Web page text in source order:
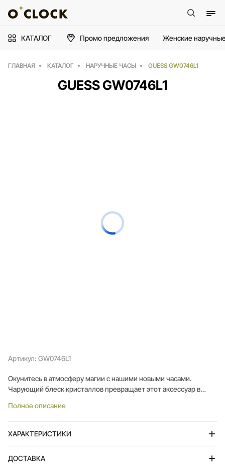
КАТАЛОГ Промо предложения Женские
ГЛАВНАЯ КАТАЛОГ НАРУЧНЫЕ ЧАСЫ GUESS GW0746L1
GUESS GW0746L1
Артикул: GW0746L1
Окунитесь в атмосферу магии с нашими новыми часами.
Чарующий блеск кристаллов превращает этот аксессуар в
приковывает взгляды.
благородно переливается на свету. Лаконичные метки-штрихи
застежкой обеспечивает идеальную посадку на запястье.
Полное описание
ХАРАКТЕРИСТИКИ
ДОСТАВКА